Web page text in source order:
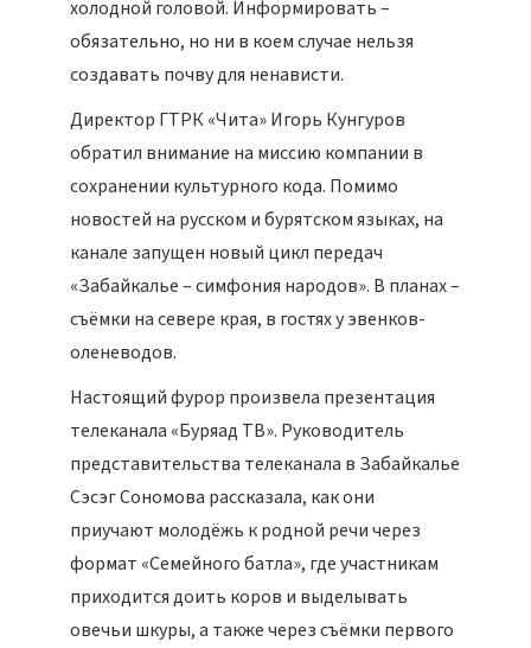
холодной головой. Информировать –
обязательно, но ни в коем случае нельзя
создавать почву для ненависти.
Директор ГТРК «Чита» Игорь Кунгуров
обратил внимание на миссию компании в
сохранении культурного кода. Помимо
новостей на русском и бурятском языках, на
канале запущен новый цикл передач
«Забайкалье – симфония народов». В планах –
съёмки на севере края, в гостях у эвенков-
оленеводов.
Настоящий фурор произвела презентация
телеканала «Буряад ТВ». Руководитель
представительства телеканала в Забайкалье
Сэсэг Сономова рассказала, как они
приучают молодёжь к родной речи через
формат «Семейного батла», где участникам
приходится доить коров и выделывать
овечьи шкуры, а также через съёмки первого